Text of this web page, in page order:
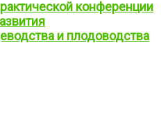
конференции
и плодоводства